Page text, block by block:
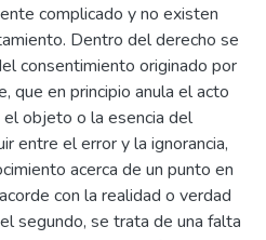
complicado y no existen
Dentro del derecho se
consentimiento originado por
que en principio anula el acto
objeto o la esencia del
entre el error y la ignorancia,
acerca de un punto en
con la realidad o verdad
segundo, se trata de una falta